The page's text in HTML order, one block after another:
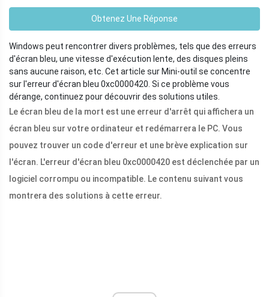
Obtenez Une Réponse
Windows peut rencontrer divers problèmes, tels que des erreurs
d'écran bleu, une vitesse d'exécution lente, des disques pleins
sans aucune raison, etc. Cet article sur Mini-outil se concentre
sur l'erreur d'écran bleu 0xc0000420. Si ce problème vous
dérange, continuez pour découvrir des solutions utiles.
Le écran bleu de la mort est une erreur d'arrêt qui affichera un
écran bleu sur votre ordinateur et redémarrera le PC. Vous
pouvez trouver un code d'erreur et une brève explication sur
l'écran. L'erreur d'écran bleu 0xc0000420 est déclenchée par un
logiciel corrompu ou incompatible. Le contenu suivant vous
montrera des solutions à cette erreur.